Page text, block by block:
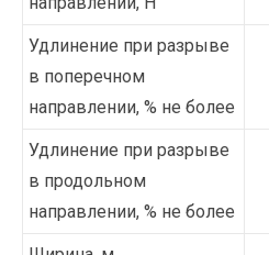
Удлинение при разрыве
в поперечном
направлении, % не более
Удлинение при разрыве
в продольном
направлении, % не более